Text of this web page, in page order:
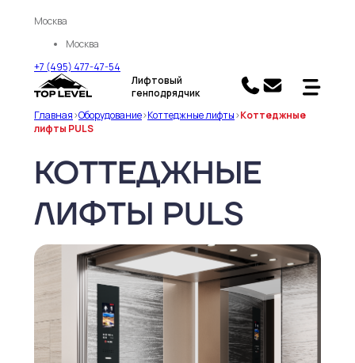
Москва
Москва
+7 (495) 477-47-54
Лифтовый
генподрядчик
Главная>Оборудование>Коттеджные лифты>Коттеджные
лифты PULS
КОТТЕДЖНЫЕ
ЛИФТЫ PULS